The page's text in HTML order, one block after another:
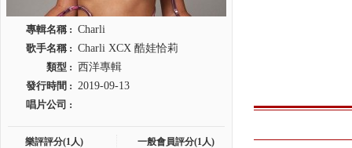
專輯名稱 : Charli
歌手名稱 : Charli XCX 酷娃恰莉
類型 : 西洋專輯
發行時間 : 2019-09-13
唱片公司 :
樂評評分(1人) 一般會員評分(1人)